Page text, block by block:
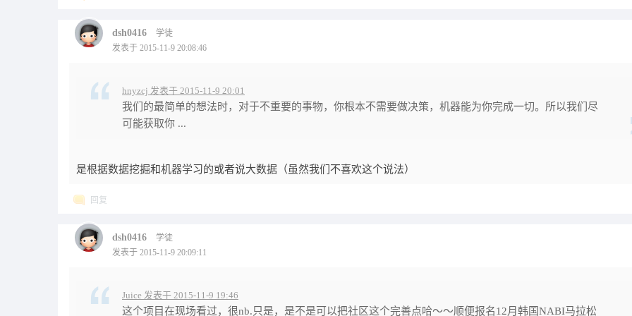
dsh0416
学徒
发表于 2015-11-9 20:08:46
hnyzcj 发表于 2015-11-9 20:01
我们的最简单的想法时，对于不重要的事物，你根本不需要做决策，机器能为你完成一切。所以我们尽
可能获取你 ...
是根据数据挖掘和机器学习的或者说大数据（虽然我们不喜欢这个说法）
回复
dsh0416
学徒
发表于 2015-11-9 20:09:11
Juice 发表于 2015-11-9 19:46
这个项目在现场看过，很nb.只是，是不是可以把社区这个完善点哈～～顺便报名12月韩国NABI马拉松